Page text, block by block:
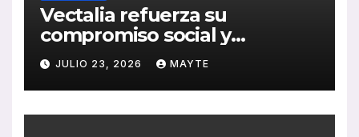
Vectalia refuerza su
compromiso social y
medioambiental con la
publicación de su Memoria
de RSC 2025
JULIO 23, 2026 MAYTE